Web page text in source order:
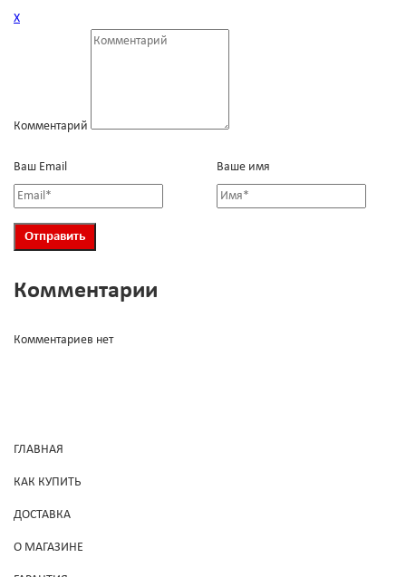
Х
Комментарий
Ваш Email Ваше имя
Комментарии
Комментариев нет
ГЛАВНАЯ
КАК КУПИТЬ
ДОСТАВКА
О МАГАЗИНЕ